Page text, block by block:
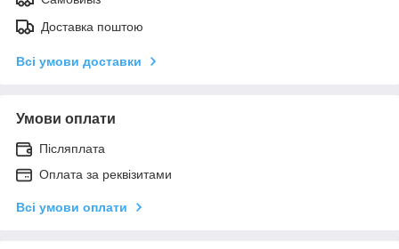
Доставка поштою
Всі умови доставки
Умови оплати
Післяплата
Оплата за реквізитами
Всі умови оплати